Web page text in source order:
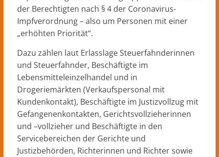
der Berechtigten nach § 4 der Coronavirus-
Impfverordnung – also um Personen mit einer
„erhöhten Priorität“.
Dazu zählen laut Erlasslage Steuerfahnderinnen
und Steuerfahnder, Beschäftigte im
Lebensmitteleinzelhandel und in
Drogeriemärkten (Verkaufspersonal mit
Kundenkontakt), Beschäftigte im Justizvollzug mit
Gefangenenkontakten, Gerichtsvollzieherinnen
und –vollzieher und Beschäftigte in den
Servicebereichen der Gerichte und
Justizbehörden, Richterinnen und Richter sowie